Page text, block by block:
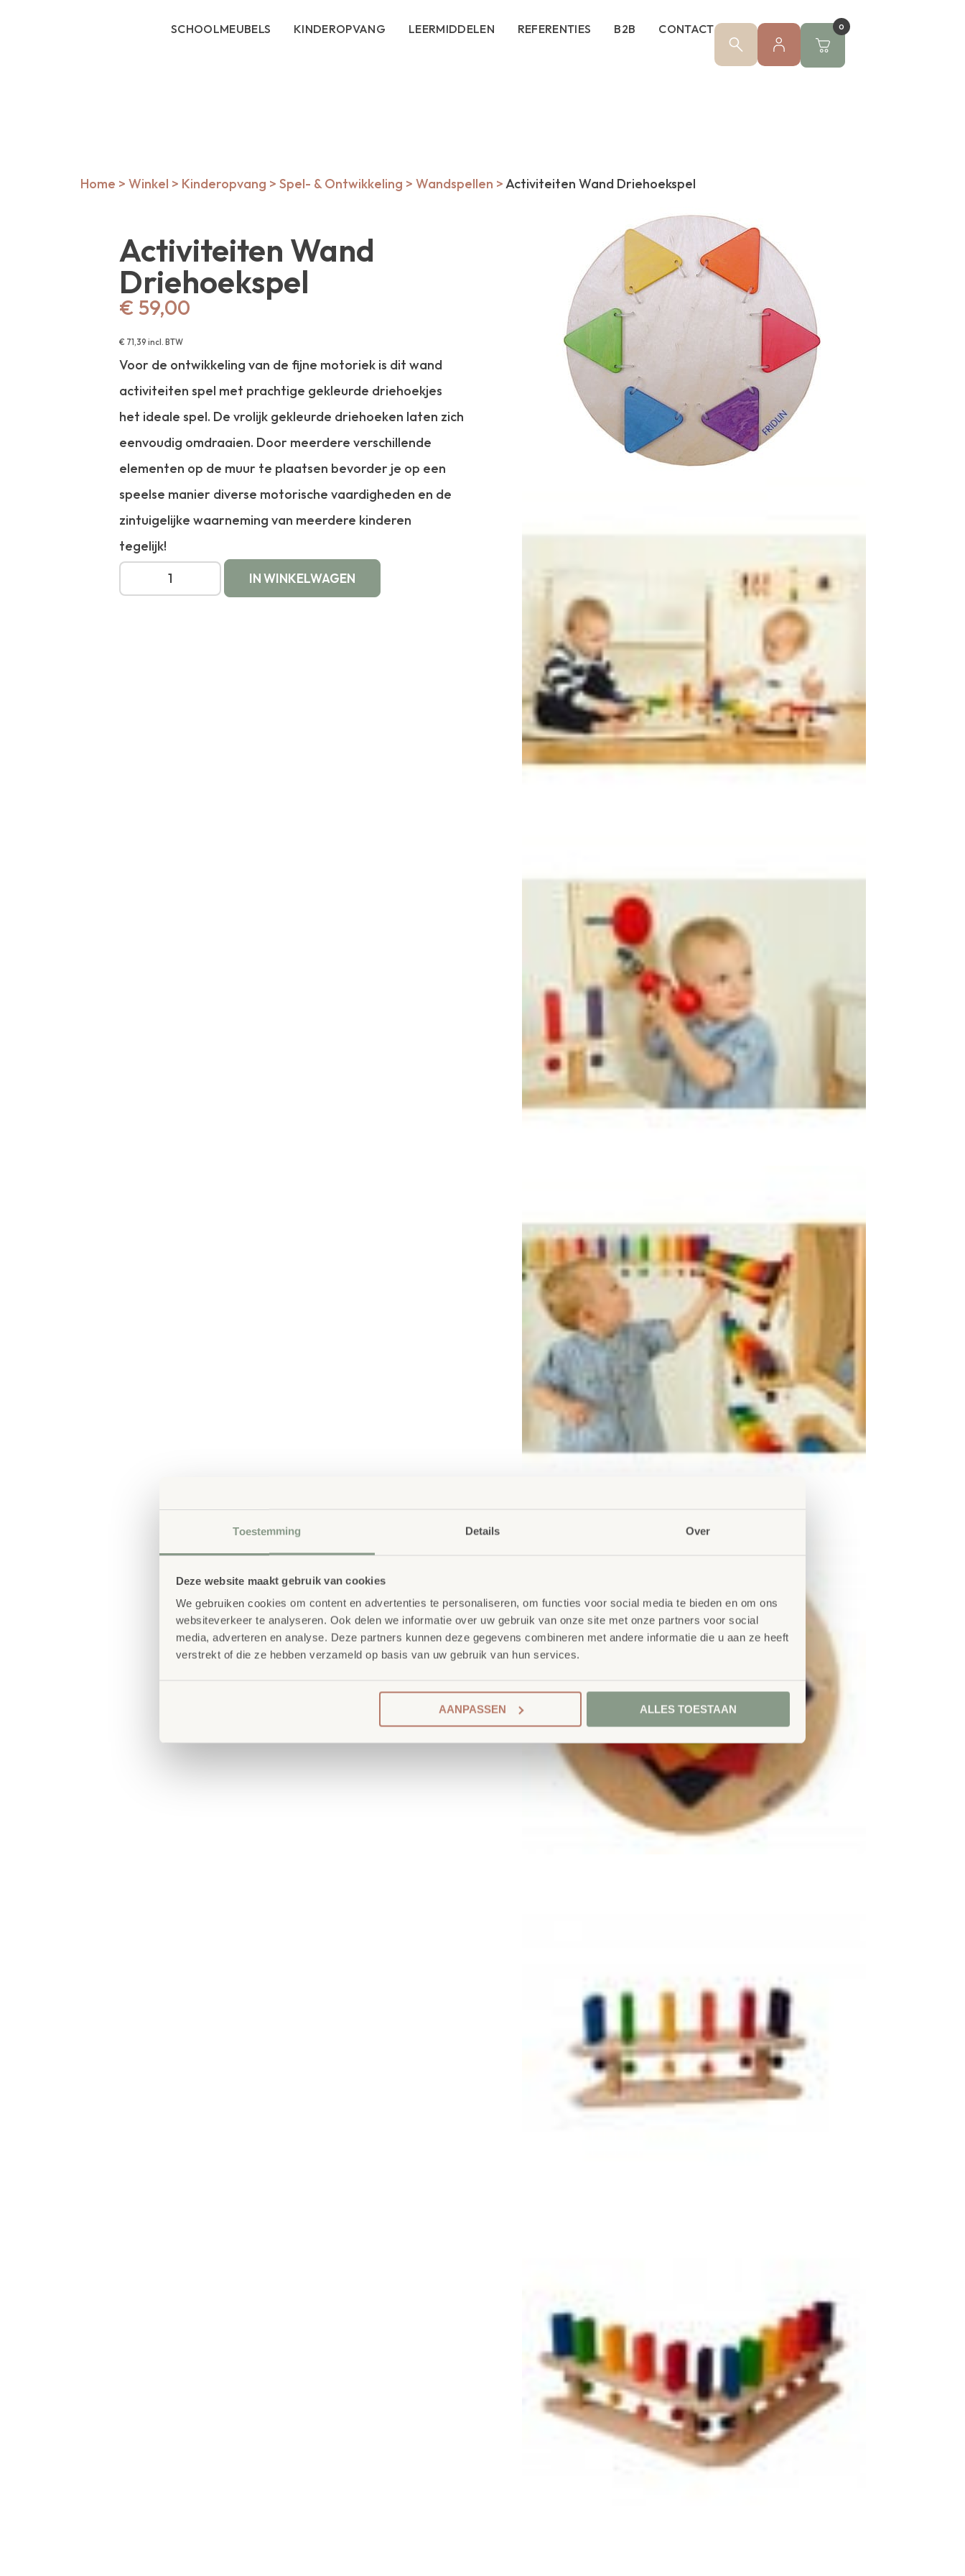
Toestemming Details Over
Deze website maakt gebruik van cookies
We gebruiken cookies om content en advertenties te personaliseren, om functies voor social media te bieden en om ons
websiteverkeer te analyseren. Ook delen we informatie over uw gebruik van onze site met onze partners voor social
media, adverteren en analyse. Deze partners kunnen deze gegevens combineren met andere informatie die u aan ze heeft
verstrekt of die ze hebben verzameld op basis van uw gebruik van hun services.
AANPASSEN ALLES TOESTAAN
SCHOOLMEUBELS KINDEROPVANG LEERMIDDELEN REFERENTIES B2B CONTACT 0
Home > Winkel > Kinderopvang > Spel- & Ontwikkeling > Wandspellen >Activiteiten Wand Driehoekspel
Activiteiten Wand
Driehoekspel
€ 59,00
€ 71,39 incl. BTW
Voor de ontwikkeling van de fijne motoriek is dit wand
activiteiten spel met prachtige gekleurde driehoekjes
het ideale spel. De vrolijk gekleurde driehoeken laten zich
eenvoudig omdraaien. Door meerdere verschillende
elementen op de muur te plaatsen bevorder je op een
speelse manier diverse motorische vaardigheden en de
zintuigelijke waarneming van meerdere kinderen
tegelijk!
IN WINKELWAGEN